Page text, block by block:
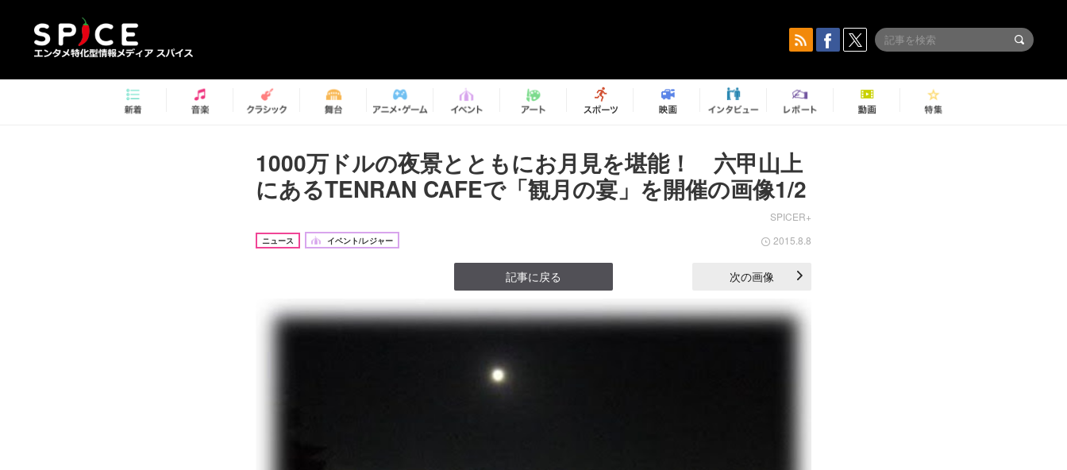
1000万ドルの夜景とともにお月見を堪能！ 六甲山上
にあるTENRAN CAFEで「観月の宴」を開催の画像1/2
SPICER+
ニュース イベント/レジャー 2015.8.8
記事に戻る 次の画像